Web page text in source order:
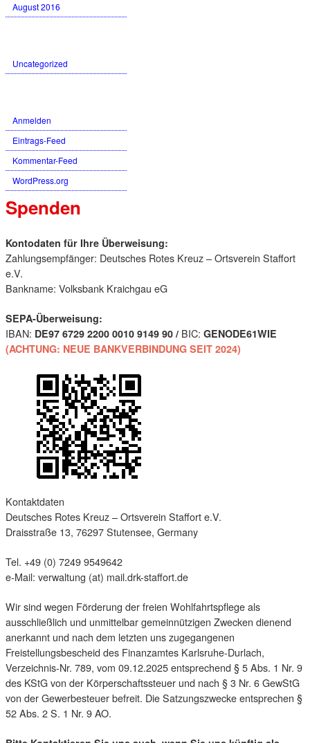
August 2016
Uncategorized
Anmelden
Eintrags-Feed
Kommentar-Feed
WordPress.org
Spenden
Kontodaten für Ihre Überweisung:
Zahlungsempfänger: Deutsches Rotes Kreuz – Ortsverein Staffort
e.V.
Bankname: Volksbank Kraichgau eG
SEPA-Überweisung:
IBAN: DE97 6729 2200 0010 9149 90 / BIC: GENODE61WIE
(ACHTUNG: NEUE BANKVERBINDUNG SEIT 2024)
Kontaktdaten
Deutsches Rotes Kreuz – Ortsverein Staffort e.V.
Draisstraße 13, 76297 Stutensee, Germany
Tel. +49 (0) 7249 9549642
e-Mail: verwaltung (at) mail.drk-staffort.de
Wir sind wegen Förderung der freien Wohlfahrtspflege als
ausschließlich und unmittelbar gemeinnützigen Zwecken dienend
anerkannt und nach dem letzten uns zugegangenen
Freistellungsbescheid des Finanzamtes Karlsruhe-Durlach,
Verzeichnis-Nr. 789, vom 09.12.2025 entsprechend § 5 Abs. 1 Nr. 9
des KStG von der Körperschaftssteuer und nach § 3 Nr. 6 GewStG
von der Gewerbesteuer befreit. Die Satzungszwecke entsprechen §
52 Abs. 2 S. 1 Nr. 9 AO.